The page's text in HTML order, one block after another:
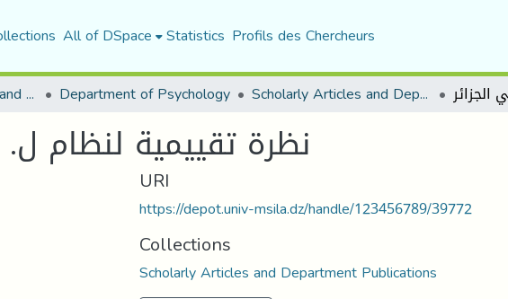
All of DSpace Statistics Profils des Chercheurs
Faculty of Humanities and Social Sciences Department of Psychology Scholarly Articles and Department Publications
نظرة تقييمية لنظام
URI
https://depot.univ-msila.dz/handle/123456789/39772
Collections
Scholarly Articles and Department Publications